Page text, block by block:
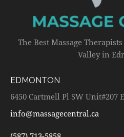
The Best Massage
Valley in
EDMONTON
6450 Cartmell Pl SW Unit#207
info@massagecentral.ca